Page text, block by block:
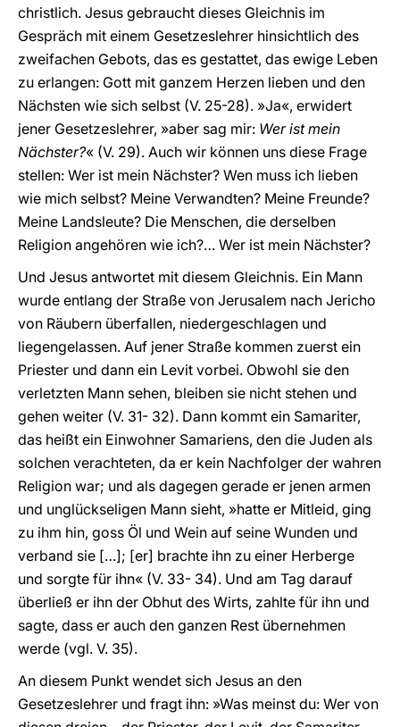
christlich. Jesus gebraucht dieses Gleichnis im
Gespräch mit einem Gesetzeslehrer hinsichtlich des
zweifachen Gebots, das es gestattet, das ewige Leben
zu erlangen: Gott mit ganzem Herzen lieben und den
Nächsten wie sich selbst (V. 25-28). »Ja«, erwidert
jener Gesetzeslehrer, »aber sag mir: Wer ist mein
Nächster?« (V. 29). Auch wir können uns diese Frage
stellen: Wer ist mein Nächster? Wen muss ich lieben
wie mich selbst? Meine Verwandten? Meine Freunde?
Meine Landsleute? Die Menschen, die derselben
Religion angehören wie ich?… Wer ist mein Nächster?
Und Jesus antwortet mit diesem Gleichnis. Ein Mann
wurde entlang der Straße von Jerusalem nach Jericho
von Räubern überfallen, niedergeschlagen und
liegengelassen. Auf jener Straße kommen zuerst ein
Priester und dann ein Levit vorbei. Obwohl sie den
verletzten Mann sehen, bleiben sie nicht stehen und
gehen weiter (V. 31- 32). Dann kommt ein Samariter,
das heißt ein Einwohner Samariens, den die Juden als
solchen verachteten, da er kein Nachfolger der wahren
Religion war; und als dagegen gerade er jenen armen
und unglückseligen Mann sieht, »hatte er Mitleid, ging
zu ihm hin, goss Öl und Wein auf seine Wunden und
verband sie […]; [er] brachte ihn zu einer Herberge
und sorgte für ihn« (V. 33- 34). Und am Tag darauf
überließ er ihn der Obhut des Wirts, zahlte für ihn und
sagte, dass er auch den ganzen Rest übernehmen
werde (vgl. V. 35).
An diesem Punkt wendet sich Jesus an den
Gesetzeslehrer und fragt ihn: »Was meinst du: Wer von